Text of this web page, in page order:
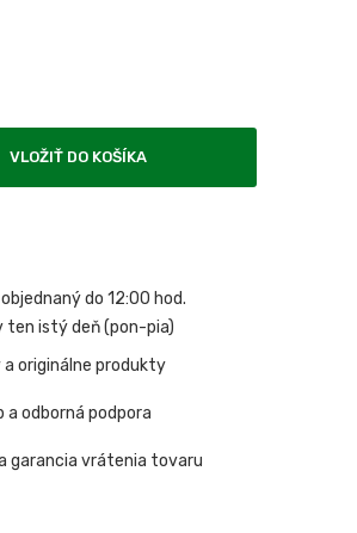
VLOŽIŤ DO KOŠÍKA
objednaný do 12:00 hod.
ten istý deň (pon-pia)
a originálne produkty
a odborná podpora
garancia vrátenia tovaru